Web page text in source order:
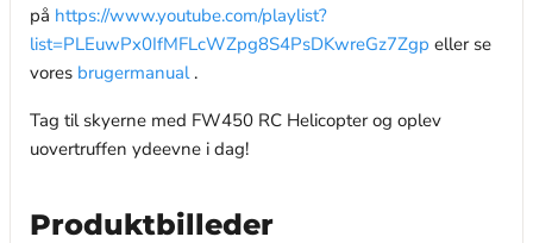
på https://www.youtube.com/playlist?
list=PLEuwPx0IfMFLcWZpg8S4PsDKwreGz7Zgp eller se
vores brugermanual.
Tag til skyerne med FW450 RC Helicopter og oplev
uovertruffen ydeevne i dag!
Produktbilleder